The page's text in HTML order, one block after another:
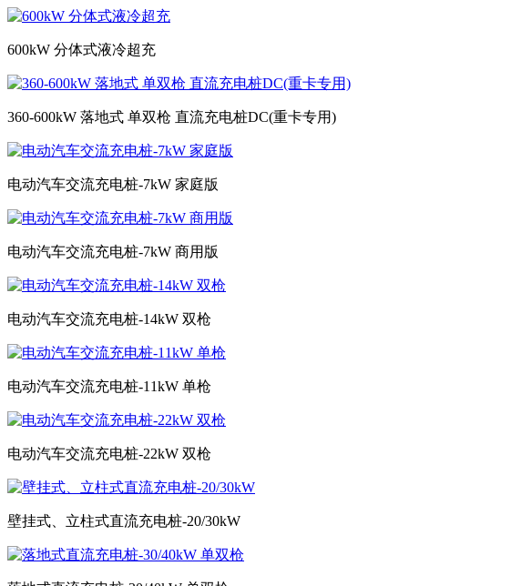
600kW 分体式液冷超充
360-600kW 落地式 单双枪 直流充电桩DC(重卡专用)
电动汽车交流充电桩-7kW 家庭版
电动汽车交流充电桩-7kW 商用版
电动汽车交流充电桩-14kW 双枪
电动汽车交流充电桩-11kW 单枪
电动汽车交流充电桩-22kW 双枪
壁挂式、立柱式直流充电桩-20/30kW